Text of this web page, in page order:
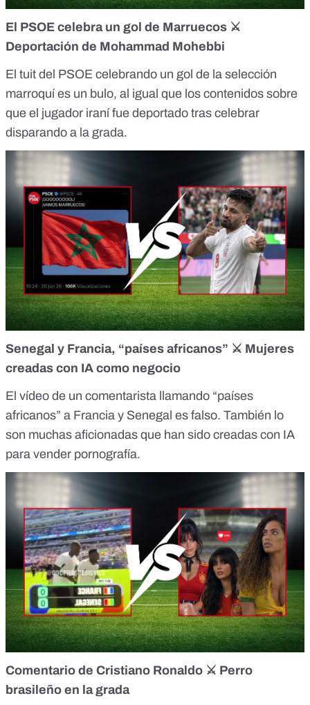
El PSOE celebra un gol de Marruecos ⚔️
Deportación de Mohammad Mohebbi
El tuit del PSOE celebrando un gol de la selección
marroquí es un bulo, al igual que los contenidos sobre
que el jugador iranífue deportado tras celebrar
disparando a la grada.
Senegal y Francia, “países africanos” ⚔️ Mujeres
creadas con IA como negocio
El vídeo de un comentarista llamando “países
africanos” a Francia y Senegal es falso. También lo
son muchas aficionadas que han sido creadas con IA
para vender pornografía.
Comentario de Cristiano Ronaldo ⚔️ Perro
brasileño en la grada